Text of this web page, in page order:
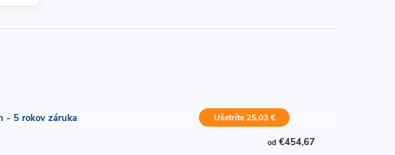
- 5 rokov záruka
Ušetríte 25,03 €
od €454,67